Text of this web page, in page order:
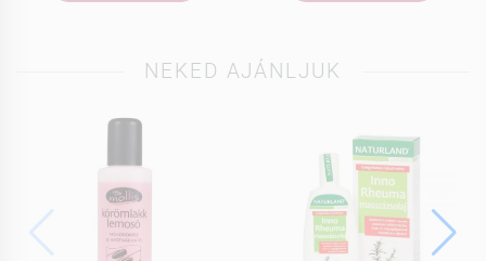
NEKED AJÁNLJUK